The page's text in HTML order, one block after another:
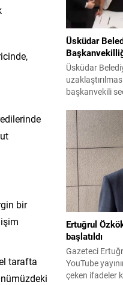
bir
tarafta
Üsküdar
Üsküdar
başkanvekili
geldi. Yapılan
ciddi iddialar
sayılması ve
kamuoyunda
yaşanan
gerilimi artırdı.
Ertuğrul
başlatıldı
Gazeteci
YouTube
çeken ifadeler